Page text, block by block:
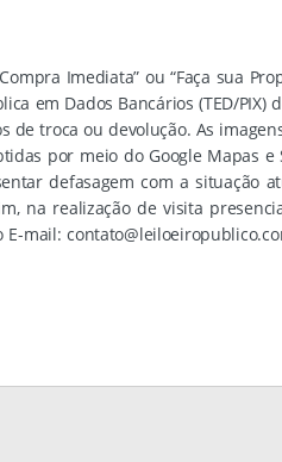
Imediata” ou “Faça sua
em Dados Bancários (TED/
de troca ou devolução. As
por meio do Google Mapas e
defasagem com a situação
na realização de visita
E-mail: